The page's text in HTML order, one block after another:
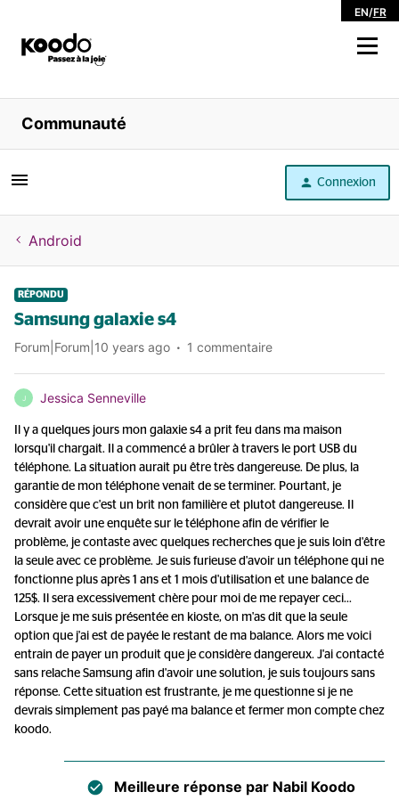
EN/FR
Magasiner
Libre service
Aide
Communauté
Connexion
Android
RÉPONDU
Samsung galaxie s4
Forum|Forum|10 years ago 1 commentaire
J Jessica Senneville
Il y a quelques jours mon galaxie s4 a prit feu dans ma maison
lorsqu'il chargait. Il a commencé a brûler à travers le port USB du
téléphone. La situation aurait pu être très dangereuse. De plus, la
garantie de mon téléphone venait de se terminer. Pourtant, je
considère que c'est un brit non familière et plutot dangereuse. Il
devrait avoir une enquête sur le téléphone afin de vérifier le
problème, je contaste avec quelques recherches que je suis loin d'être
la seule avec ce problème. Je suis furieuse d'avoir un téléphone qui ne
fonctionne plus après 1 ans et 1 mois d'utilisation et une balance de
125$. Il sera excessivement chère pour moi de me repayer ceci...
Lorsque je me suis présentée en kioste, on m'as dit que la seule
option que j'ai est de payée le restant de ma balance. Alors me voici
entrain de payer un produit que je considère dangereux. J'ai contacté
sans relache Samsung afin d'avoir une solution, je suis toujours sans
réponse. Cette situation est frustrante, je me questionne si je ne
devrais simplement pas payé ma balance et fermer mon compte chez
koodo.
Meilleure réponse par Nabil Koodo